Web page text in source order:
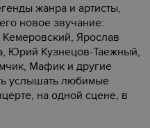
жанра и артисты,
новое звучание:
Ярослав
Юрий Кузнецов-Таежный,
Мафик и другие
услышать любимые
на одной сцене, в